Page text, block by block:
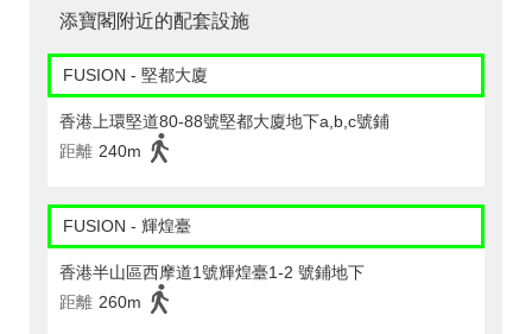
添寶閣附近的配套設施
FUSION - 堅都大廈
香港上環堅道80-88號堅都大廈地下a,b,c號鋪
距離 240m
FUSION - 輝煌臺
香港半山區西摩道1號輝煌臺1-2 號鋪地下
距離 260m